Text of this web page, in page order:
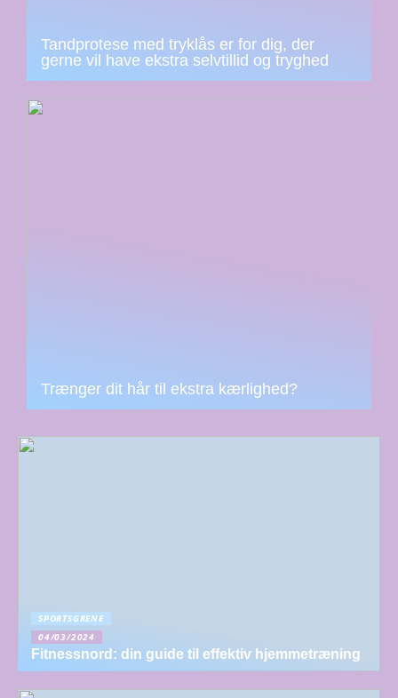
Tandprotese med tryklås er for dig, der
gerne vil have ekstra selvtillid og tryghed
Trænger dit hår til ekstra kærlighed?
SPORTSGRENE
04/03/2024
Fitnessnord: din guide til effektiv hjemmetræning